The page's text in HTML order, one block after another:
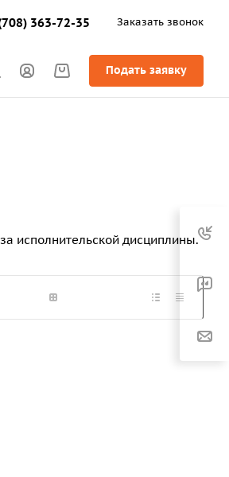
363-72-35 Заказать звонок
Подать заявку
исполнительской дисциплины.